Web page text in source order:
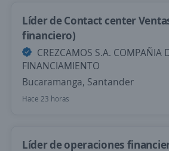
Líder de Contact center
financiero)
CREZCAMOS S.A. COMPAÑIA
FINANCIAMIENTO
Bucaramanga, Santander
Hace 23 horas
Líder de operaciones